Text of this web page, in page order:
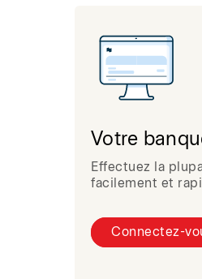
Votre
Effectuez la
facilement et
Connectez-